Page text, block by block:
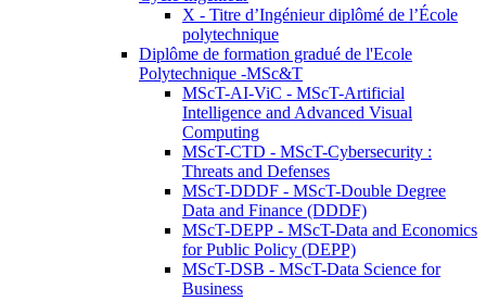
X - Titre d’Ingénieur diplômé de l’École
polytechnique
Diplôme de formation gradué de l'Ecole
Polytechnique -MSc&T
MScT-AI-ViC - MScT-Artificial
Intelligence and Advanced Visual
Computing
MScT-CTD - MScT-Cybersecurity :
Threats and Defenses
MScT-DDDF - MScT-Double Degree
Data and Finance (DDDF)
MScT-DEPP - MScT-Data and Economics
for Public Policy (DEPP)
MScT-DSB - MScT-Data Science for
Business